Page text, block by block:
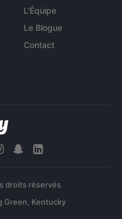
L'Équipe
Le Blogue
Contact
droits réservés